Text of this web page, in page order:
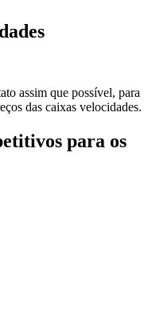
assim que possível, para
das caixas velocidades.
para os